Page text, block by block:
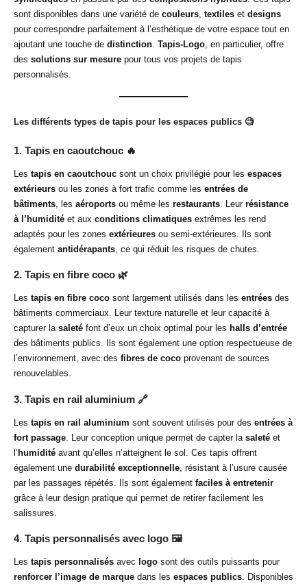
sont disponibles dans une variété de couleurs textiles et designs
pour correspondre parfaitement à l’esthétique de votre espace tout en
ajoutant une touche de distinction Tapis-Logo , en particulier, offre
des solutions sur mesure pour tous vos projets de tapis
personnalisés.
Les différents types de tapis pour les espaces publics 🧐
1. Tapis en caoutchouc 🔥
Les tapis en caoutchouc sont un choix privilégié pour les espaces
extérieurs ou les zones à fort trafic comme les entrées de
bâtiments , les aéroports ou même les restaurants . Leur résistance
à l’humidité et aux conditions climatiques extrêmes les rend
adaptés pour les zones extérieures ou semi-extérieures. Ils sont
également antidérapants , ce qui réduit les risques de chutes.
2. Tapis en fibre coco 🌿
Les tapis en fibre coco sont largement utilisés dans les entrées des
bâtiments commerciaux. Leur texture naturelle et leur capacité à
capturer la saleté font d’eux un choix optimal pour les halls d’entrée
des bâtiments publics. Ils sont également une option respectueuse de
l’environnement, avec des fibres de coco provenant de sources
renouvelables.
3. Tapis en rail aluminium 🔗
Les tapis en rail aluminium sont souvent utilisés pour des entrées à
fort passage . Leur conception unique permet de capter la saleté et
l’ humidité avant qu’elles n’atteignent le sol. Ces tapis offrent
également une durabilité exceptionnelle , résistant à l’usure causée
par les passages répétés. Ils sont également faciles à entretenir
grâce à leur design pratique qui permet de retirer facilement les
salissures.
4. Tapis personnalisés avec logo 🖼️
Les tapis personnalisés avec logo sont des outils puissants pour
renforcer l’image de marque dans les espaces publics. Disponibles